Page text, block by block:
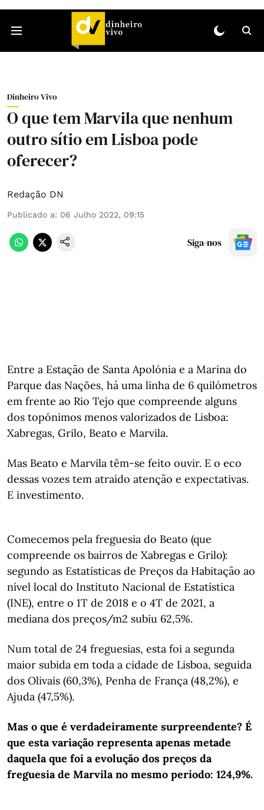
Dinheiro Vivo
O que tem Marvila que nenhum
outro sítio em Lisboa pode
oferecer?
Redação DN
Publicado a: 06 Julho 2022, 09:15
Siga-nos
Entre a Estação de Santa Apolónia e a Marina do
Parque das Nações, há uma linha de 6 quilómetros
em frente ao Rio Tejo que compreende alguns
dos topónimos menos valorizados de Lisboa:
Xabregas, Grilo, Beato e Marvila.
Mas Beato e Marvila têm-se feito ouvir. E o eco
dessas vozes tem atraído atenção e expectativas.
E investimento.
Comecemos pela freguesia do Beato (que
compreende os bairros de Xabregas e Grilo):
segundo as Estatísticas de Preços da Habitação ao
nível local do Instituto Nacional de Estatística
(INE), entre o 1T de 2018 e o 4T de 2021, a
mediana dos preços/m2 subiu 62,5%.
Num total de 24 freguesias, esta foi a segunda
maior subida em toda a cidade de Lisboa, seguida
dos Olivais (60,3%), Penha de França (48,2%), e
Ajuda (47,5%).
Mas o que é verdadeiramente surpreendente? É
que esta variação representa apenas metade
daquela que foi a evolução dos preços da
freguesia de Marvila no mesmo período: 124,9%.